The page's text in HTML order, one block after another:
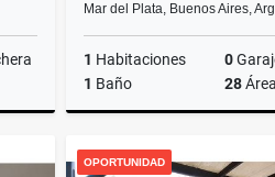
Mar del Plata, Buenos Aires,
1 Habitaciones 0
1 Baño 28
$480.000
OPORTUNIDAD